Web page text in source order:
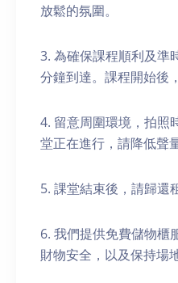
放鬆的氛圍。
3. 為確保課程順利及準
分鐘到達。課程開始後
4. 留意周圍環境，拍照
堂正在進行，請降低聲量
5. 課堂結束後，請歸還
6. 我們提供免費儲物櫃
財物安全，以及保持場